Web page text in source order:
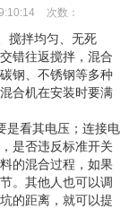
次数：
搅拌均匀、无死
错往返搅拌，混合
钢、不锈钢等多种
合机在安装时要满
是看其电压；连接电
是否违反标准开关
的混合过程，如果
。其他人也可以调
的距离，就可以提